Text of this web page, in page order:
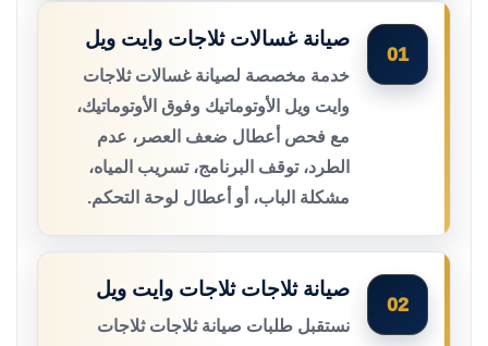
01
صيانة غسالات ثلاجات وايت ويل
خدمة مخصصة لصيانة غسالات ثلاجات
وايت ويل الأوتوماتيك وفوق الأوتوماتيك،
مع فحص أعطال ضعف العصر، عدم
الطرد، توقف البرنامج، تسريب المياه،
مشكلة الباب، أو أعطال لوحة التحكم.
02
صيانة ثلاجات ثلاجات وايت ويل
نستقبل طلبات صيانة ثلاجات ثلاجات